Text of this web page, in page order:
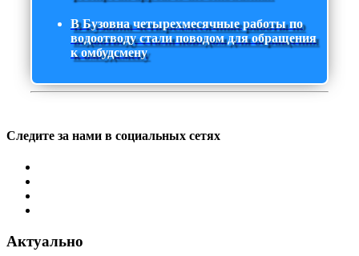
В Бузовна четырехмесячные работы по
водоотводу стали поводом для обращения
к омбудсмену
Следите за нами в социальных сетях
Актуально